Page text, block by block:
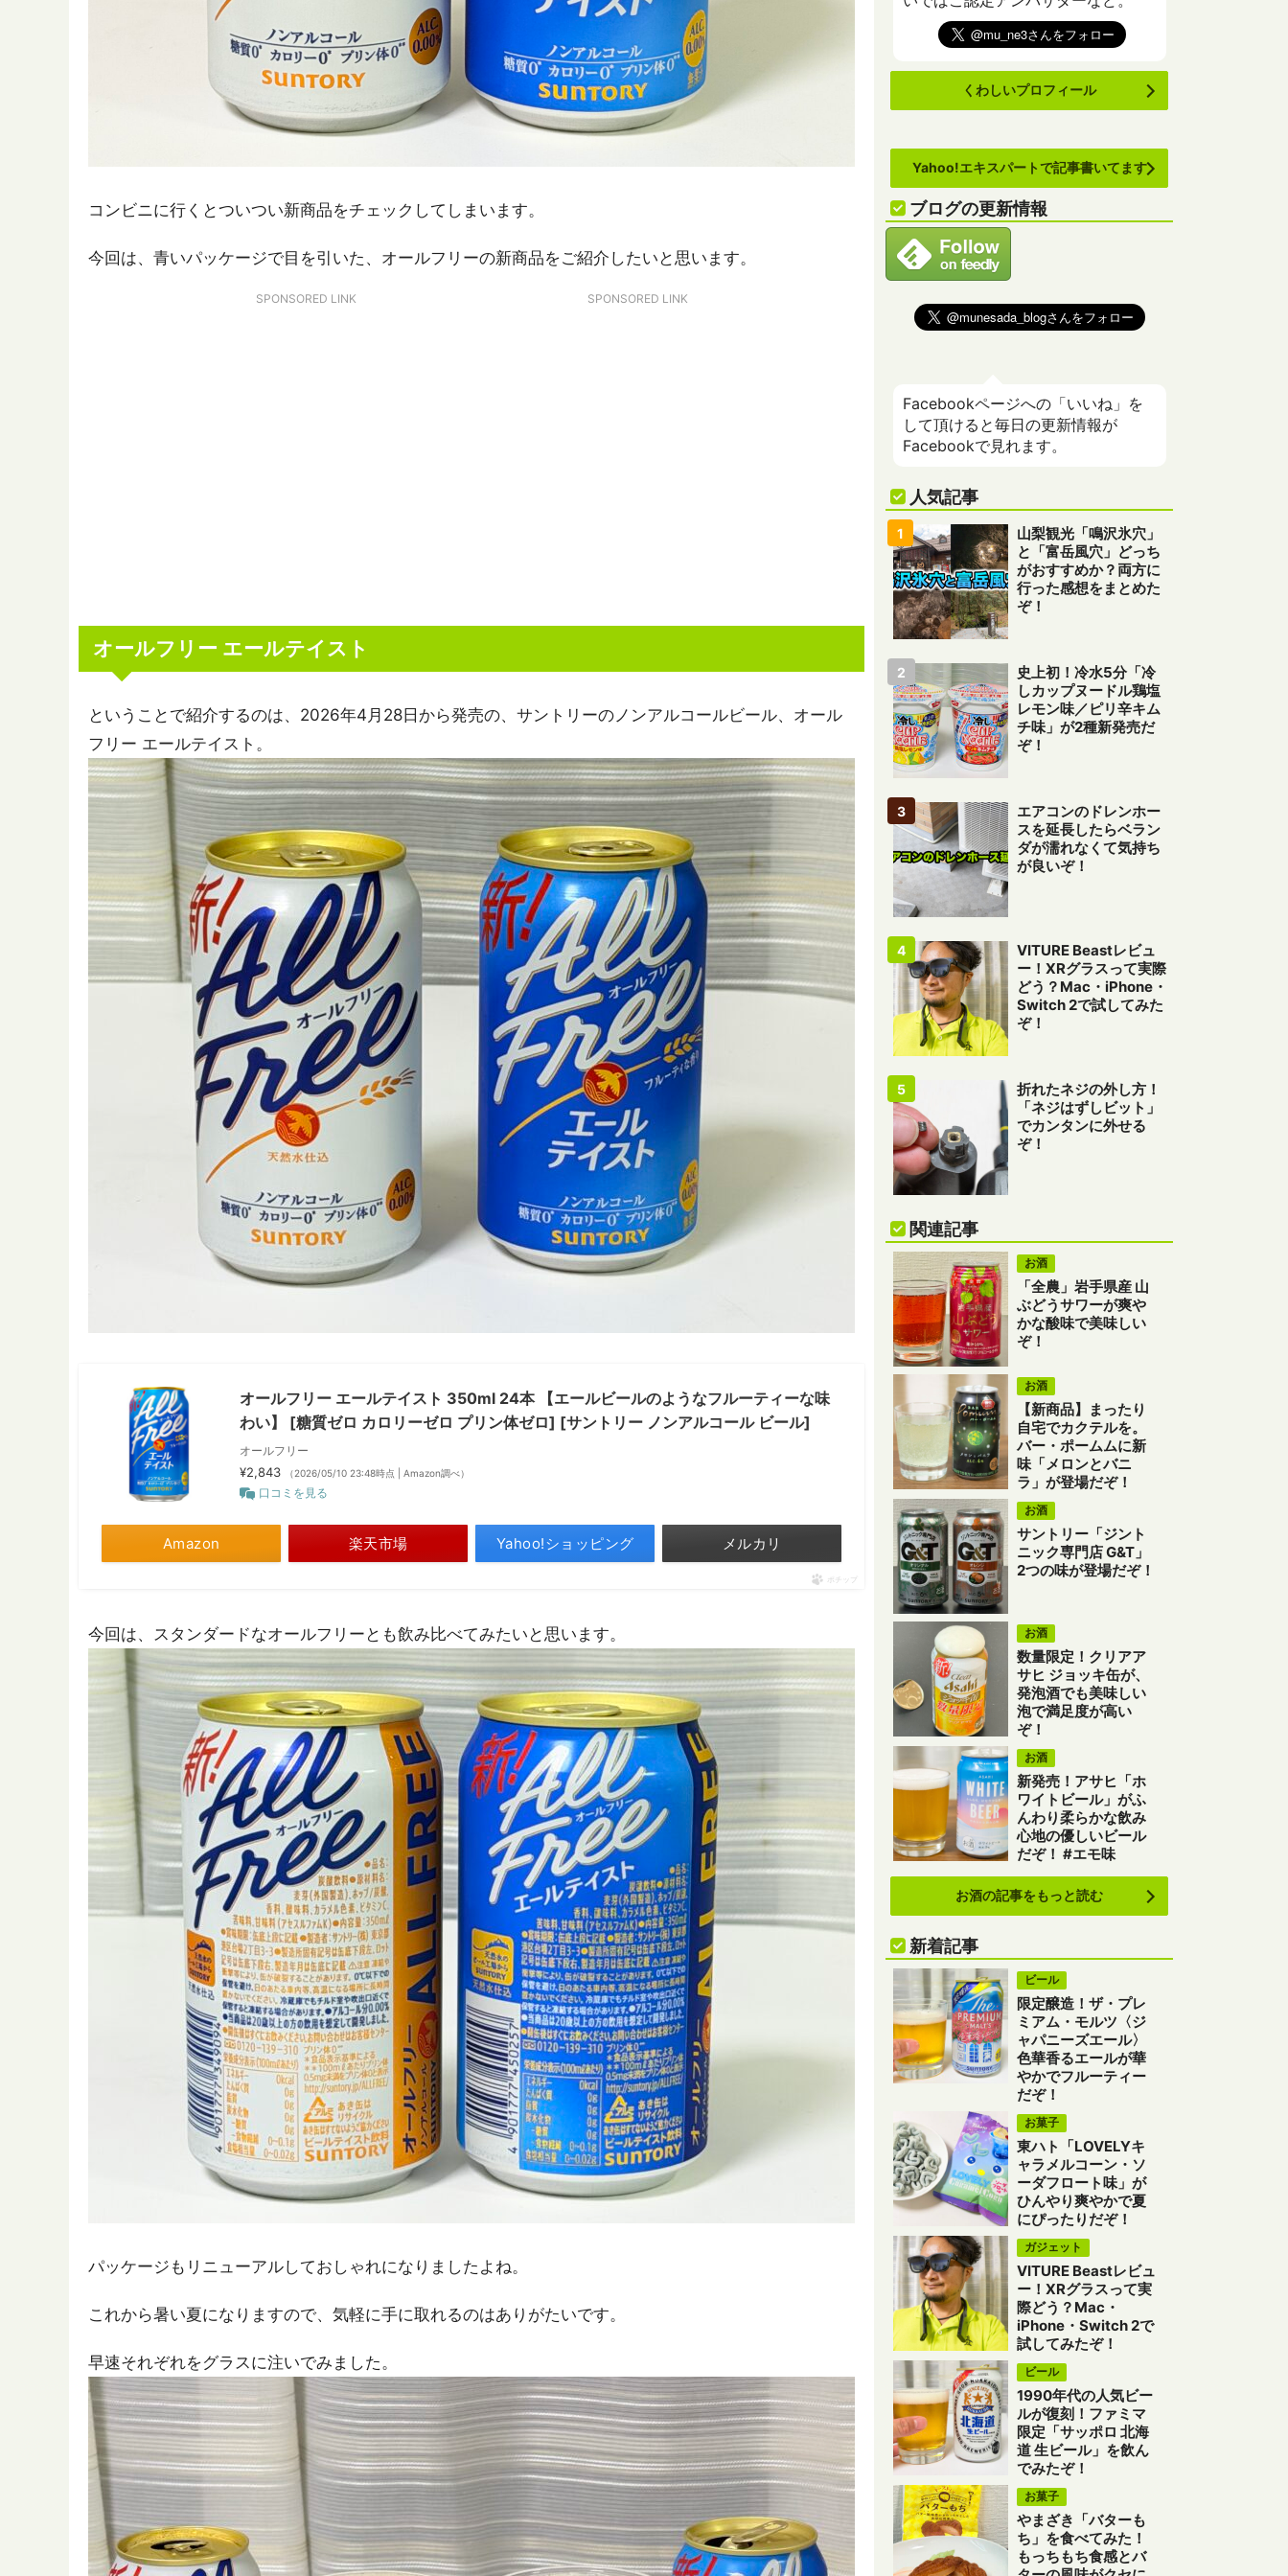
コンビニに行くとついつい新商品をチェックしてしまいます。
今回は、青いパッケージで目を引いた、オールフリーの新商品をご紹介したいと思います。
SPONSORED LINK SPONSORED LINK
オールフリー エールテイスト
ということで紹介するのは、2026年4月28日から発売の、サントリーのノンアルコールビール、オール
フリー エールテイスト。
オールフリー エールテイスト 350ml 24本 【エールビールのようなフルーティーな味
わい】 [糖質ゼロ カロリーゼロ プリン体ゼロ] [サントリー ノンアルコール ビール]
オールフリー
¥2,843 （2026/05/10 23:48時点 | Amazon調べ）
口コミを見る
Amazon 楽天市場 Yahoo!ショッピング メルカリ
ポチップ
今回は、スタンダードなオールフリーとも飲み比べてみたいと思います。
パッケージもリニューアルしておしゃれになりましたよね。
これから暑い夏になりますので、気軽に手に取れるのはありがたいです。
早速それぞれをグラスに注いでみました。
くわしいプロフィール
Yahoo!エキスパートで記事書いてます
ブログの更新情報
Facebookページへの「いいね」を
して頂けると毎日の更新情報が
Facebookで見れます。
人気記事
山梨観光「鳴沢氷穴」
と「富岳風穴」どっち
がおすすめか？両方に
行った感想をまとめた
ぞ！
史上初！冷水5分「冷
しカップヌードル鶏塩
レモン味／ピリ辛キム
チ味」が2種新発売だ
ぞ！
エアコンのドレンホー
スを延長したらベラン
ダが濡れなくて気持ち
が良いぞ！
VITURE Beastレビュ
ー！XRグラスって実際
どう？Mac・iPhone・
Switch 2で試してみた
ぞ！
折れたネジの外し方！
「ネジはずしビット」
でカンタンに外せる
ぞ！
関連記事
お酒
「全農」岩手県産 山
ぶどうサワーが爽や
かな酸味で美味しい
ぞ！
お酒
【新商品】まったり
自宅でカクテルを。
バー・ポームムに新
味「メロンとバニ
ラ」が登場だぞ！
お酒
サントリー「ジント
ニック専門店 G&T」
2つの味が登場だぞ！
お酒
数量限定！クリアア
サヒ ジョッキ缶が、
発泡酒でも美味しい
泡で満足度が高い
ぞ！
お酒
新発売！アサヒ「ホ
ワイトビール」がふ
んわり柔らかな飲み
心地の優しいビール
だぞ！ #エモ味
お酒の記事をもっと読む
新着記事
ビール
限定醸造！ザ・プレ
ミアム・モルツ〈ジ
ャパニーズエール〉
色華香るエールが華
やかでフルーティー
だぞ！
お菓子
東ハト「LOVELYキ
ャラメルコーン・ソ
ーダフロート味」が
ひんやり爽やかで夏
にぴったりだぞ！
ガジェット
VITURE Beastレビュ
ー！XRグラスって実
際どう？Mac・
iPhone・Switch 2で
試してみたぞ！
ビール
1990年代の人気ビー
ルが復刻！ファミマ
限定「サッポロ 北海
道 生ビール」を飲ん
でみたぞ！
お菓子
やまざき「バターも
ち」を食べてみた！
もっちもち食感とバ